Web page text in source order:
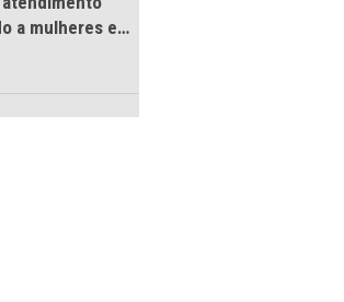
03/08/2026
capacitação para